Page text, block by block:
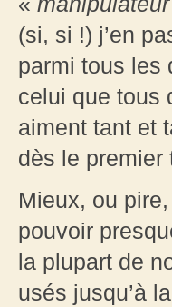
(si, si !) j’en
parmi tous les
celui que tous
aiment tant et
dès le premier
Mieux, ou
pouvoir
la plupart de
usés jusqu’à